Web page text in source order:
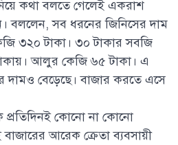
কথা বলতে গেলেই একরাশ
বললেন, সব ধরনের জিনিসের দাম
৩২০ টাকা। ৩০ টাকার সবজি
আলুর কেজি ৬৫ টাকা। এ
দামও বেড়েছে। বাজার করতে এসে
প্রতিদিনই কোনো না কোনো
আরেক ক্রেতা ব্যবসায়ী